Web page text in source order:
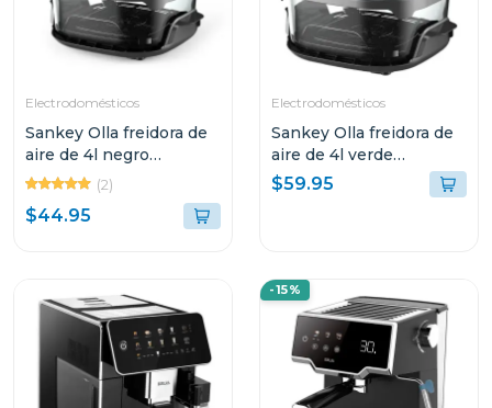
Electrodomésticos
Sankey Olla freidora de
aire de 4l negro
frw4057gb
(2)
$44.95
Electrodomésticos
Sankey Olla freidora de
aire de 4l verde
frw4058gg
$59.95
-15%